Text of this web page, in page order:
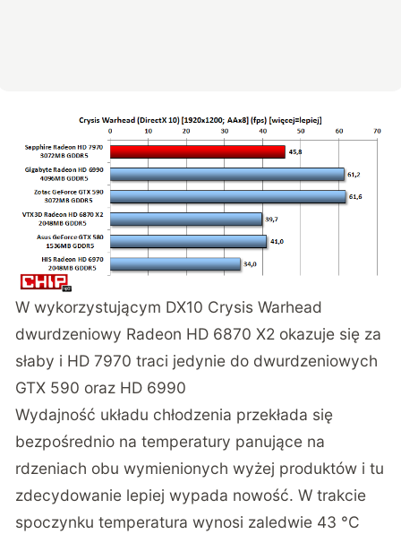
W wykorzystującym DX10 Crysis Warhead
dwurdzeniowy Radeon HD 6870 X2 okazuje się za
słaby i HD 7970 traci jedynie do dwurdzeniowych
GTX 590 oraz HD 6990
Wydajność układu chłodzenia przekłada się
bezpośrednio na temperatury panujące na
rdzeniach obu wymienionych wyżej produktów i tu
zdecydowanie lepiej wypada nowość. W trakcie
spoczynku temperatura wynosi zaledwie 43 °C